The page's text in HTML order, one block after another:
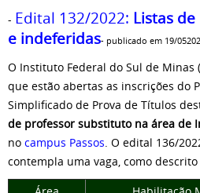
- Edital 132/2022: Listas
e indeferidas- publicado em 19/
O Instituto Federal do Sul de Minas
que estão abertas as inscrições do
Simplificado de Prova de Títulos
de professor substituto na área de
no campus Passos. O edital 136/
contempla uma vaga, como